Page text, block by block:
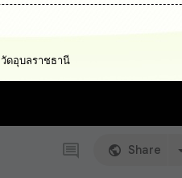
ดอุบลราชธานี